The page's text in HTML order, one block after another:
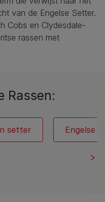
van de Engelse Setter.
Cobs en Clydesdale-
rassen met
Rassen:
setter Engelse